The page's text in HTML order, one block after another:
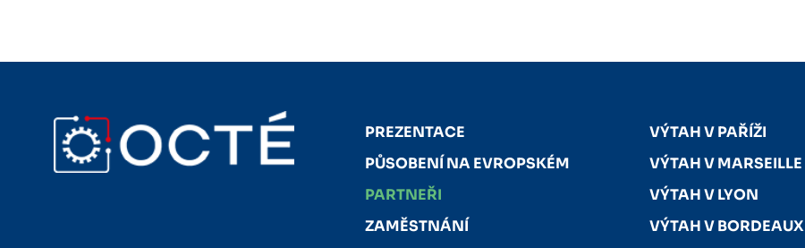
PREZENTACE
PŮSOBENÍ NA EVROPSKÉM
PARTNEŘI
ZAMĚSTNÁNÍ
VÝTAH V PAŘÍŽI
VÝTAH V MARSEILLE
VÝTAH V LYON
VÝTAH V BORDEAUX